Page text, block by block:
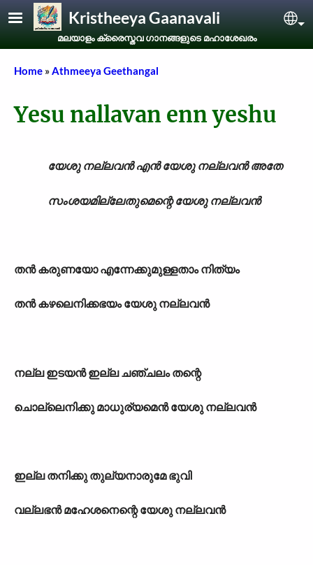
Skip to main contentKristheeya Gaanavali
മലയാളം ക്രൈസ്തവ ഗാനങ്ങളുടെ മഹാശേഖരം
Breadcrumb
Home Athmeeya Geethangal
Yesu nallavan enn yeshu
യേശു നല്ലവൻ എൻ യേശു നല്ലവൻ അതേ
സംശയമില്ലേതുമെന്റെ യേശു നല്ലവൻ
തൻ കരുണയോ എന്നേക്കുമുള്ളതാം നിത്യം
തൻ കഴലെനിക്കഭയം യേശു നല്ലവൻ
നല്ല ഇടയൻ ഇല്ല ചഞ്ചലം തന്റെ
ചൊല്ലെനിക്കു മാധുര്യമെൻ യേശു നല്ലവൻ
ഇല്ല തനിക്കു തുല്യനാരുമേ ഭുവി
വല്ലഭൻ മഹേശനെന്റെ യേശു നല്ലവൻ